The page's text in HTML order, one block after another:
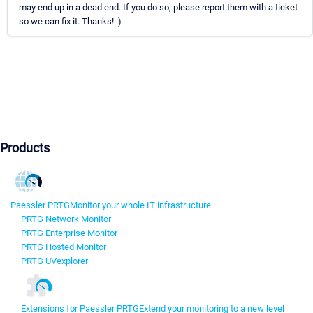
may end up in a dead end. If you do so, please report them with a ticket
so we can fix it. Thanks! :)
Products
Paessler PRTGMonitor your whole IT infrastructure
PRTG Network Monitor
PRTG Enterprise Monitor
PRTG Hosted Monitor
PRTG UVexplorer
Extensions for Paessler PRTGExtend your monitoring to a new level